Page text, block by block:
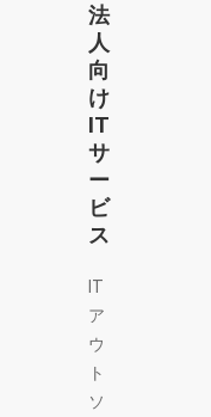
法
人
向
け
IT
サ
ー
ビ
ス
IT
ア
ウ
ト
ソ